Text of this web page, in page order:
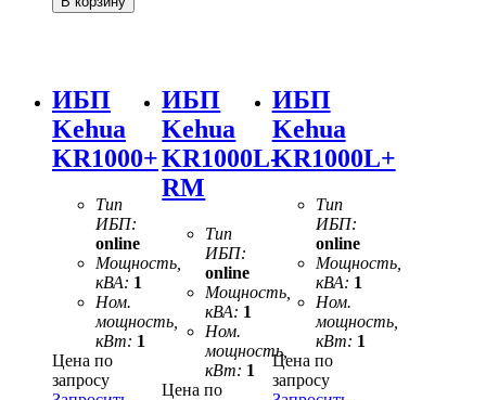
ИБП
Kehua
KR1000+
Тип
ИБП:
online
Мощность,
кВА: 1
Ном.
мощность,
кВт: 1
Цена по
запросу
ИБП
Kehua
KR1000L-
RM
Тип
ИБП:
online
Мощность,
кВА: 1
Ном.
мощность,
кВт: 1
Цена по
ИБП
Kehua
KR1000L+
Тип
ИБП:
online
Мощность,
кВА: 1
Ном.
мощность,
кВт: 1
Цена по
запросу